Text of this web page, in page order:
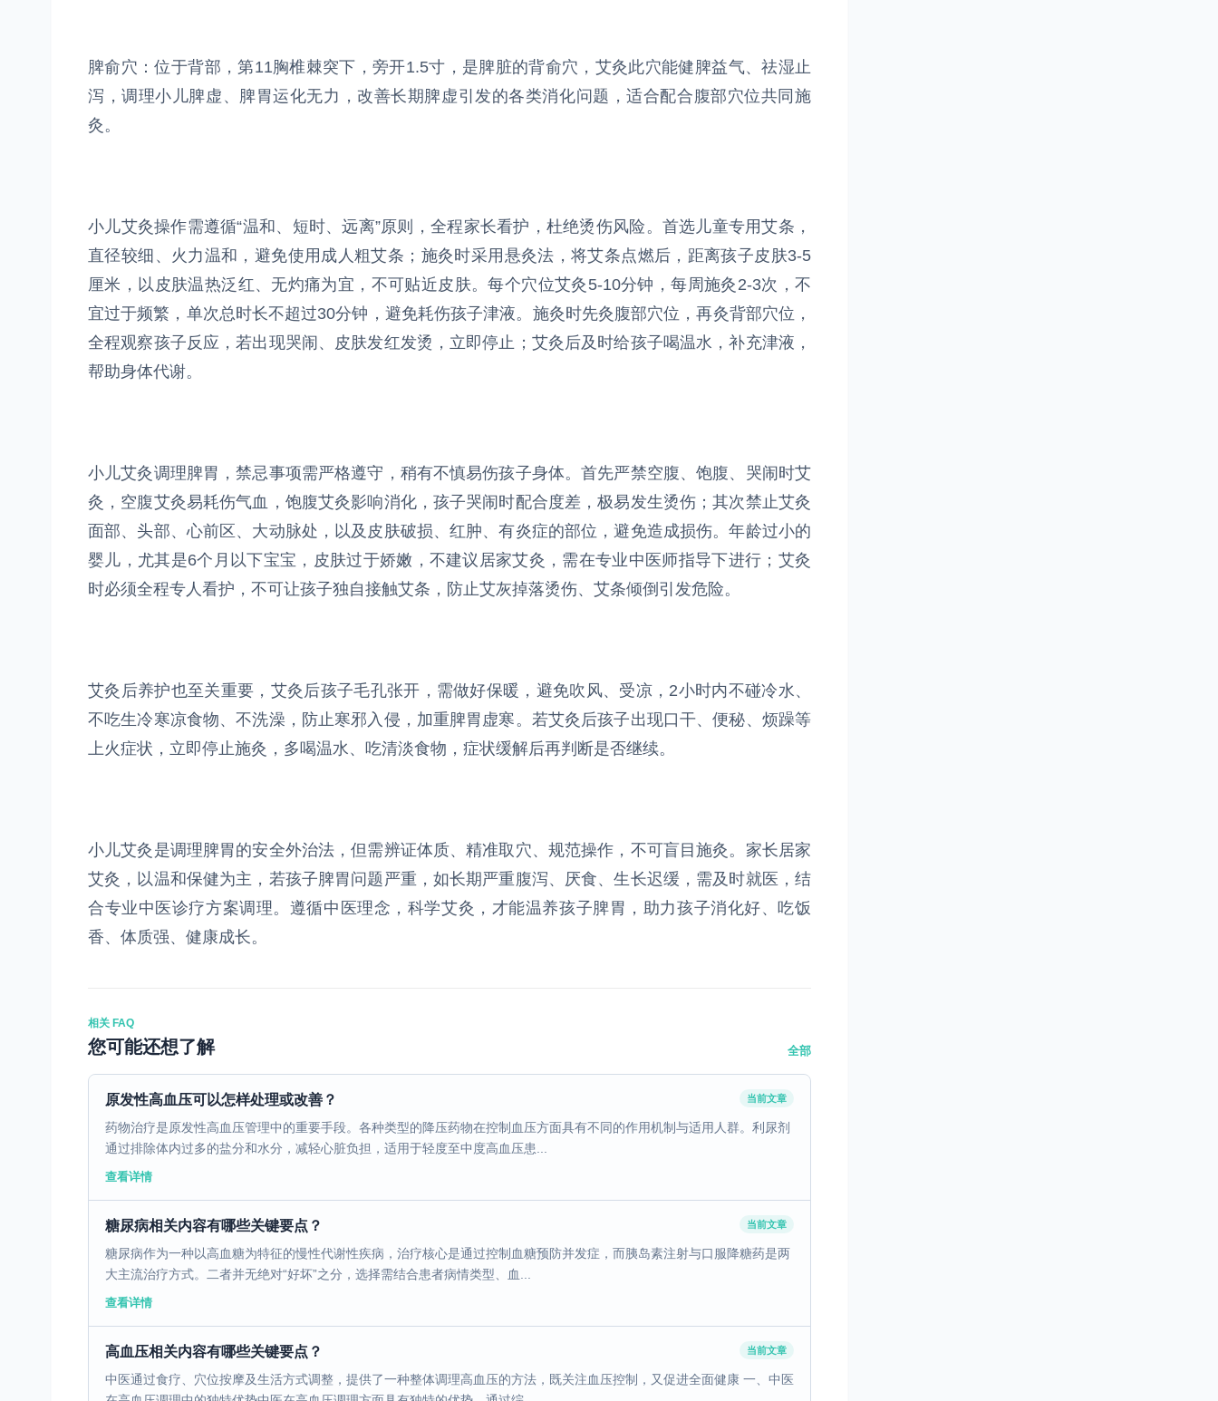
脾俞穴：位于背部，第11胸椎棘突下，旁开1.5寸，是脾脏的背俞穴，艾灸此穴能健脾益气、祛湿止
泻，调理小儿脾虚、脾胃运化无力，改善长期脾虚引发的各类消化问题，适合配合腹部穴位共同施
灸。
小儿艾灸操作需遵循“温和、短时、远离”原则，全程家长看护，杜绝烫伤风险。首选儿童专用艾条，
直径较细、火力温和，避免使用成人粗艾条；施灸时采用悬灸法，将艾条点燃后，距离孩子皮肤3-5
厘米，以皮肤温热泛红、无灼痛为宜，不可贴近皮肤。每个穴位艾灸5-10分钟，每周施灸2-3次，不
宜过于频繁，单次总时长不超过30分钟，避免耗伤孩子津液。施灸时先灸腹部穴位，再灸背部穴位，
全程观察孩子反应，若出现哭闹、皮肤发红发烫，立即停止；艾灸后及时给孩子喝温水，补充津液，
帮助身体代谢。
小儿艾灸调理脾胃，禁忌事项需严格遵守，稍有不慎易伤孩子身体。首先严禁空腹、饱腹、哭闹时艾
灸，空腹艾灸易耗伤气血，饱腹艾灸影响消化，孩子哭闹时配合度差，极易发生烫伤；其次禁止艾灸
面部、头部、心前区、大动脉处，以及皮肤破损、红肿、有炎症的部位，避免造成损伤。年龄过小的
婴儿，尤其是6个月以下宝宝，皮肤过于娇嫩，不建议居家艾灸，需在专业中医师指导下进行；艾灸
时必须全程专人看护，不可让孩子独自接触艾条，防止艾灰掉落烫伤、艾条倾倒引发危险。
艾灸后养护也至关重要，艾灸后孩子毛孔张开，需做好保暖，避免吹风、受凉，2小时内不碰冷水、
不吃生冷寒凉食物、不洗澡，防止寒邪入侵，加重脾胃虚寒。若艾灸后孩子出现口干、便秘、烦躁等
上火症状，立即停止施灸，多喝温水、吃清淡食物，症状缓解后再判断是否继续。
小儿艾灸是调理脾胃的安全外治法，但需辨证体质、精准取穴、规范操作，不可盲目施灸。家长居家
艾灸，以温和保健为主，若孩子脾胃问题严重，如长期严重腹泻、厌食、生长迟缓，需及时就医，结
合专业中医诊疗方案调理。遵循中医理念，科学艾灸，才能温养孩子脾胃，助力孩子消化好、吃饭
香、体质强、健康成长。
相关 FAQ
您可能还想了解 全部
原发性高血压可以怎样处理或改善？ 当前文章
药物治疗是原发性高血压管理中的重要手段。各种类型的降压药物在控制血压方面具有不同的作用机制与适用人群。利尿剂
通过排除体内过多的盐分和水分，减轻心脏负担，适用于轻度至中度高血压患...
查看详情
糖尿病相关内容有哪些关键要点？ 当前文章
糖尿病作为一种以高血糖为特征的慢性代谢性疾病，治疗核心是通过控制血糖预防并发症，而胰岛素注射与口服降糖药是两
大主流治疗方式。二者并无绝对“好坏”之分，选择需结合患者病情类型、血...
查看详情
高血压相关内容有哪些关键要点？ 当前文章
中医通过食疗、穴位按摩及生活方式调整，提供了一种整体调理高血压的方法，既关注血压控制，又促进全面健康 一、中医